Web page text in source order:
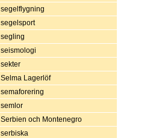
segelflygning
segelsport
segling
seismologi
sekter
Selma Lagerlöf
semaforering
semlor
Serbien och Montenegro
serbiska